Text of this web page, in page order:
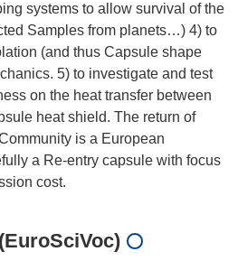
systems to allow survival of the
Samples from planets…) 4) to
(and thus Capsule shape
5) to investigate and test
on the heat transfer between
heat shield. The return of
is a European
a Re-entry capsule with focus